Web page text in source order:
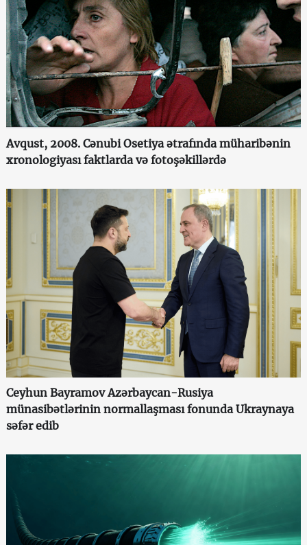
Avqust, 2008. Cənubi Osetiya ətrafında müharibənin
xronologiyası faktlarda və fotoşəkillərdə
Ceyhun Bayramov Azərbaycan-Rusiya
münasibətlərinin normallaşması fonunda Ukraynaya
səfər edib